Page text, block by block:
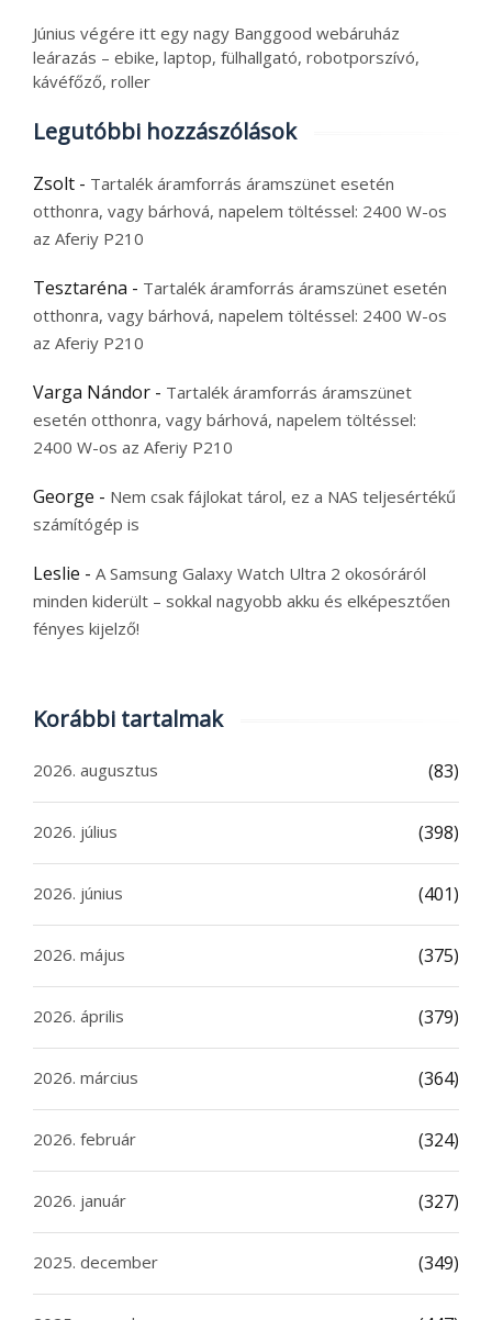
Június végére itt egy nagy Banggood webáruház
leárazás – ebike, laptop, fülhallgató, robotporszívó,
kávéfőző, roller
Legutóbbi hozzászólások
Zsolt - Tartalék áramforrás áramszünet esetén
otthonra, vagy bárhová, napelem töltéssel: 2400 W-os
az Aferiy P210
Tesztaréna - Tartalék áramforrás áramszünet esetén
otthonra, vagy bárhová, napelem töltéssel: 2400 W-os
az Aferiy P210
Varga Nándor - Tartalék áramforrás áramszünet
esetén otthonra, vagy bárhová, napelem töltéssel:
2400 W-os az Aferiy P210
George - Nem csak fájlokat tárol, ez a NAS teljesértékű
számítógép is
Leslie - A Samsung Galaxy Watch Ultra 2 okosóráról
minden kiderült – sokkal nagyobb akku és elképesztően
fényes kijelző!
Korábbi tartalmak
2026. augusztus (83)
2026. július (398)
2026. június (401)
2026. május (375)
2026. április (379)
2026. március (364)
2026. február (324)
2026. január (327)
2025. december (349)